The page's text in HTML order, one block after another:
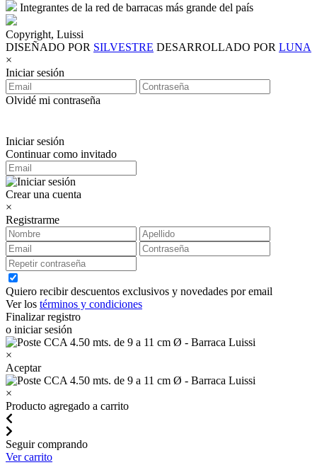
Integrantes de la red de barracas más grande del país
Copyright, Luissi
DISEÑADO POR SILVESTRE DESARROLLADO POR LUNA
×
Iniciar sesión
Olvidé mi contraseña
Iniciar sesión
Continuar como invitado
Crear una cuenta
×
Registrarme
Quiero recibir descuentos exclusivos y novedades por email
Ver los términos y condiciones
Finalizar registro
o iniciar sesión
×
Aceptar
×
Producto agregado a carrito
Seguir comprando
Ver carrito